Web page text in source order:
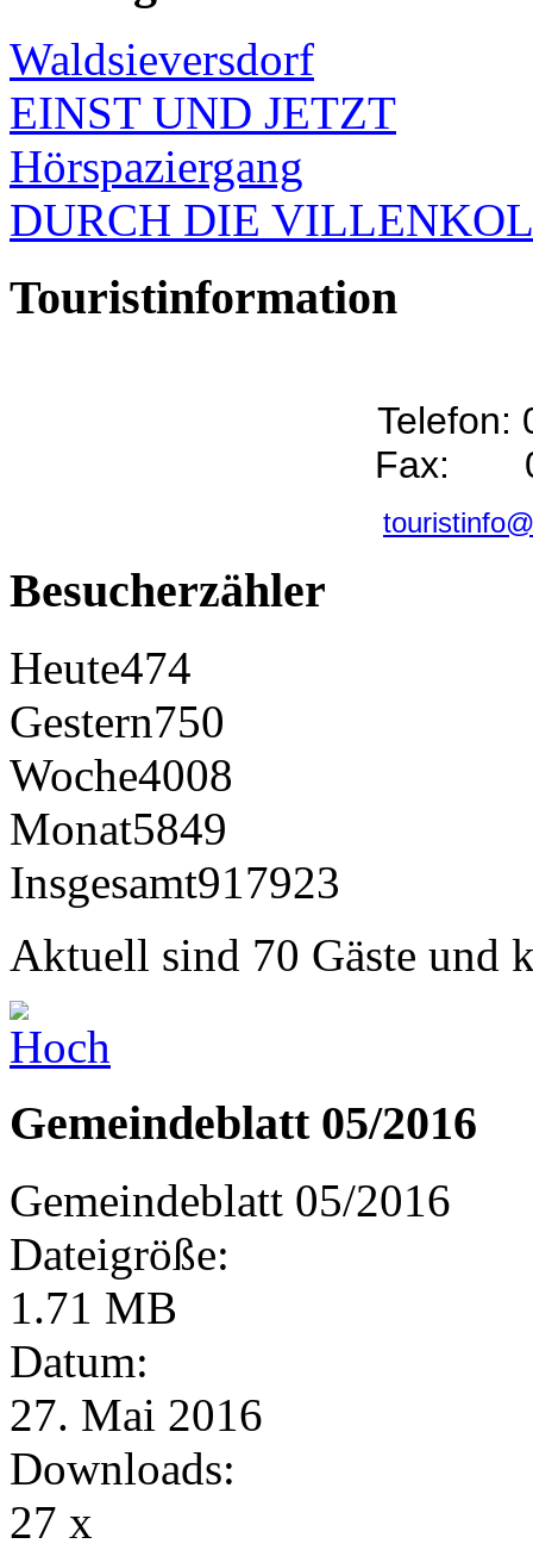
Waldsieversdorf
EINST UND JETZT
Hörspaziergang
DURCH DIE
Touristinformation
Telefon:
Fax:
Besucherzähler
Heute474
Gestern750
Woche4008
Monat5849
Insgesamt917923
Aktuell sind 70 Gäste und
Gemeindeblatt 05/2016
Gemeindeblatt 05/2016
Dateigröße:
1.71 MB
Datum:
27. Mai 2016
Downloads:
27 x